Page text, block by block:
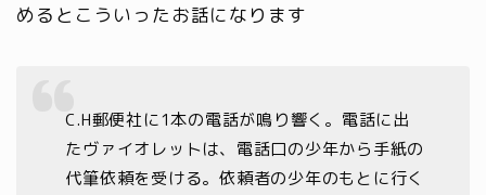
めるとこういったお話になります
C.H郵便社に1本の電話が鳴り響く。電話に出
たヴァイオレットは、電話口の少年から手紙の
代筆依頼を受ける。依頼者の少年のもとに行く